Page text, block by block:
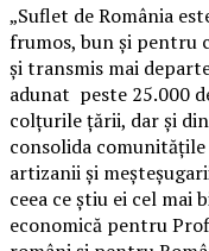
„Suflet de România
frumos, bun și pentru
și transmis mai
adunat peste 25.000
colțurile țării, dar și
consolida
artizanii și
ceea ce știu ei cel mai
economică pentru